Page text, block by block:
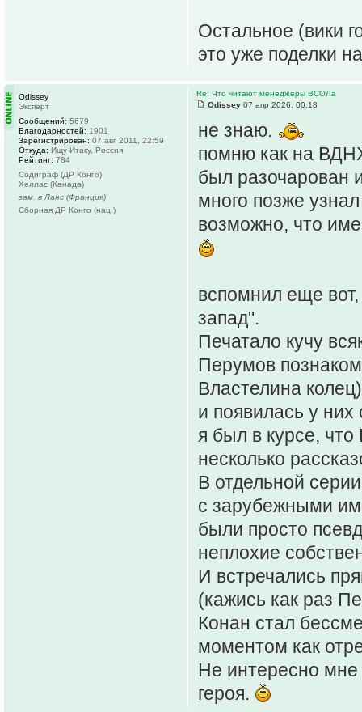
Остальное (вики
это уже поделки
Re: Что читают менеджеры ВСОЛа
Odissey 07 апр 2026, 00:18
не знаю.
помню как на
был разочарован
много позже
возможно, что
вспомнил еще
запад".
Печатало кучу
Перумов
Властелина
и появилась у
я был в курсе,
несколько
В отдельной
с зарубежными
были просто
неплохие
И встречались
(кажись как раз
Конан стал
моментом как
Не интересно мне
героя.
Odissey
Эксперт
Сообщений: 5679
Благодарностей: 1901
Зарегистрирован: 07 авг 2011, 22:59
Откуда: Ищу Итаку, Россия
Рейтинг: 784
Содиграф (ДР Конго)
Хеллас (Канада)
зам. в Ланс (Франция)
Сборная ДР Конго (нац.)